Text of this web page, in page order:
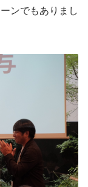
ンでもありまし